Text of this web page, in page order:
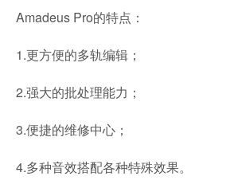
Amadeus Pro的特点：
1.更方便的多轨编辑；
2.强大的批处理能力；
3.便捷的维修中心；
4.多种音效搭配各种特殊效果。